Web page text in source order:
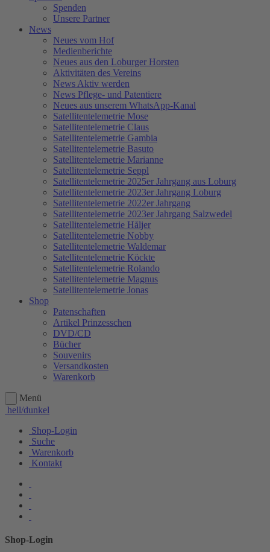
Spenden
Unsere Partner
News
Neues vom Hof
Medienberichte
Neues aus den Loburger Horsten
Aktivitäten des Vereins
News Aktiv werden
News Pflege- und Patentiere
Neues aus unserem WhatsApp-Kanal
Satellitentelemetrie Mose
Satellitentelemetrie Claus
Satellitentelemetrie Gambia
Satellitentelemetrie Basuto
Satellitentelemetrie Marianne
Satellitentelemetrie Seppl
Satellitentelemetrie 2025er Jahrgang aus Loburg
Satellitentelemetrie 2023er Jahrgang Loburg
Satellitentelemetrie 2022er Jahrgang
Satellitentelemetrie 2023er Jahrgang Salzwedel
Satellitentelemetrie Håljer
Satellitentelemetrie Nobby
Satellitentelemetrie Waldemar
Satellitentelemetrie Köckte
Satellitentelemetrie Rolando
Satellitentelemetrie Magnus
Satellitentelemetrie Jonas
Shop
Patenschaften
Artikel Prinzesschen
DVD/CD
Bücher
Souvenirs
Versandkosten
Warenkorb
Menü
hell/dunkel
Shop-Login
Suche
Warenkorb
Kontakt
Shop-Login